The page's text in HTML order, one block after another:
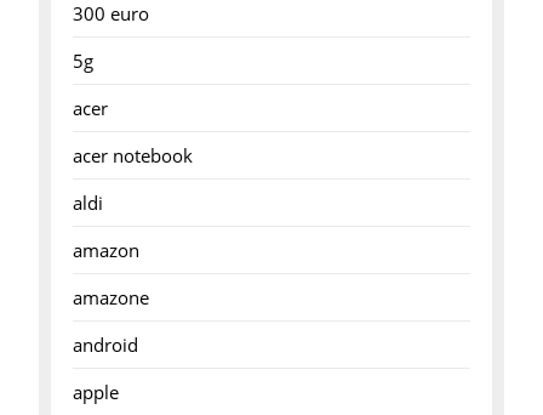
300 euro
5g
acer
acer notebook
aldi
amazon
amazone
android
apple